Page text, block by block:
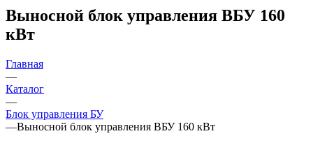
Выносной блок управления ВБУ 160
кВт
Главная
—
Каталог
—
Блок управления БУ
—Выносной блок управления ВБУ 160 кВт